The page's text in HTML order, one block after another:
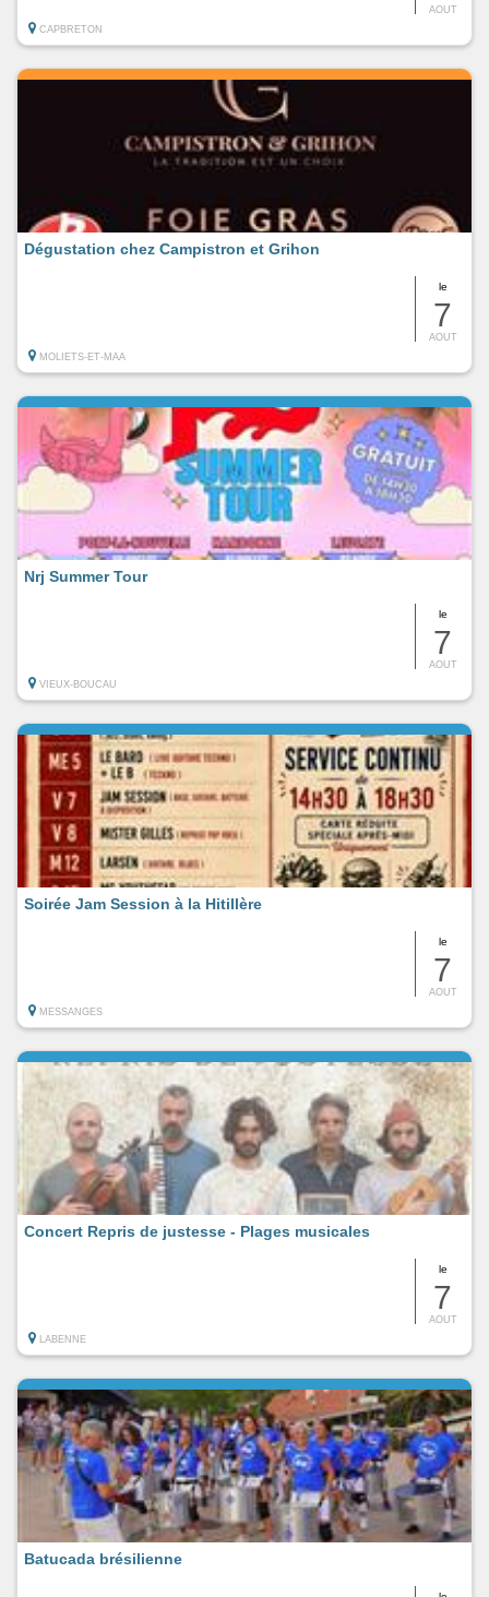
AOUT
CAPBRETON
le
7
AOUT
Dégustation chez Campistron et Grihon
MOLIETS-ET-MAA
le
7
AOUT
Nrj Summer Tour
VIEUX-BOUCAU
le
7
AOUT
Soirée Jam Session à la Hitillère
MESSANGES
le
7
AOUT
Concert Repris de justesse - Plages musicales
LABENNE
Batucada brésilienne